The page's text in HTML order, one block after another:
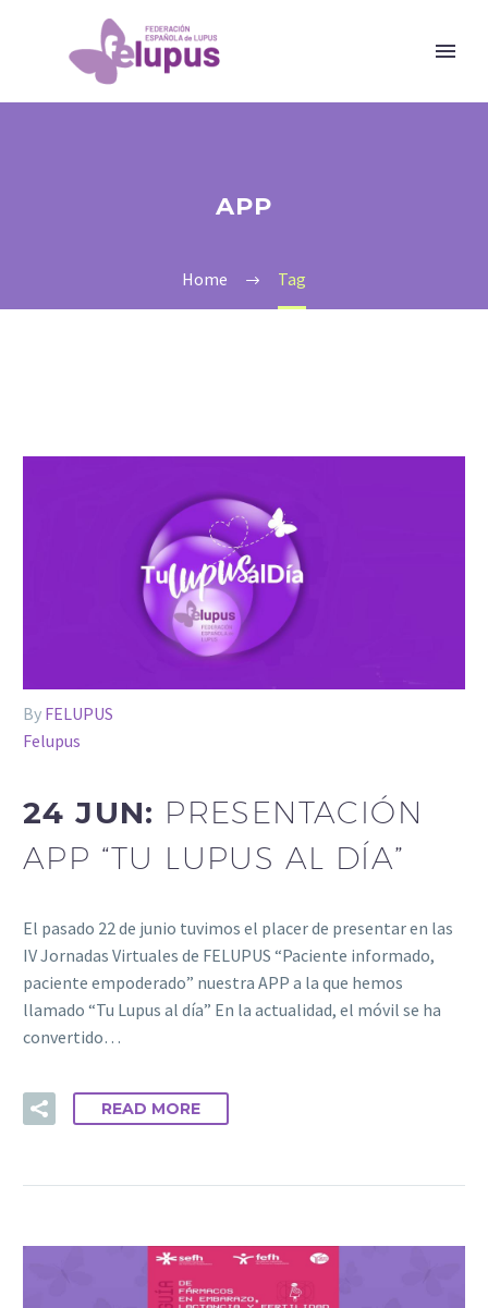
APP
Home Tag
By FELUPUS
Felupus
24 JUN: PRESENTACIÓN
APP “TU LUPUS AL DÍA”
El pasado 22 de junio tuvimos el placer de presentar en las
IV Jornadas Virtuales de FELUPUS “Paciente informado,
paciente empoderado” nuestra APP a la que hemos
llamado “Tu Lupus al día” En la actualidad, el móvil se ha
convertido…
READ MORE